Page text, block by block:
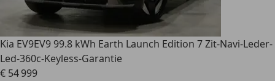
Kia EV9EV9 99.8 kWh Earth Launch Edition 7 Zit-Navi-Leder-
Led-360c-Keyless-Garantie
€ 54 999